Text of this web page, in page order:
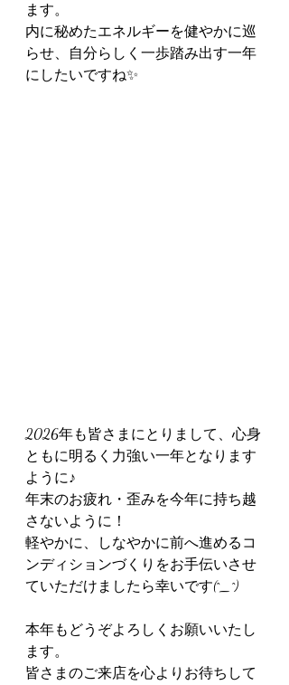
ます。
内に秘めたエネルギーを健やかに巡
らせ、自分らしく一歩踏み出す一年
にしたいですね✨
2026年も皆さまにとりまして、心身
ともに明るく力強い一年となります
ように♪
年末のお疲れ・歪みを今年に持ち越
さないように！
軽やかに、しなやかに前へ進めるコ
ンディションづくりをお手伝いさせ
ていただけましたら幸いです(^_^)
本年もどうぞよろしくお願いいたし
ます。
皆さまのご来店を心よりお待ちして